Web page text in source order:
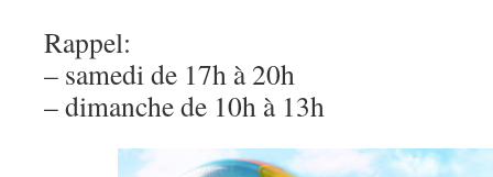
Rappel:
– samedi de 17h à 20h
– dimanche de 10h à 13h